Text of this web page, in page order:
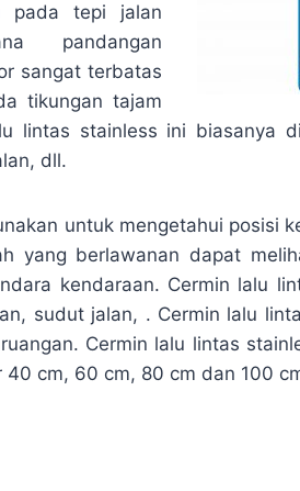
pada tepi jalan
pandangan
sangat terbatas
tikungan tajam
lintas stainless ini biasanya
dll.
untuk mengetahui posisi
yang berlawanan dapat
kendaraan. Cermin lalu
sudut jalan, . Cermin lalu
Cermin lalu lintas
cm, 60 cm, 80 cm dan 100